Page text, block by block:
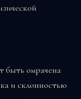
быть омрачена
и склонностью